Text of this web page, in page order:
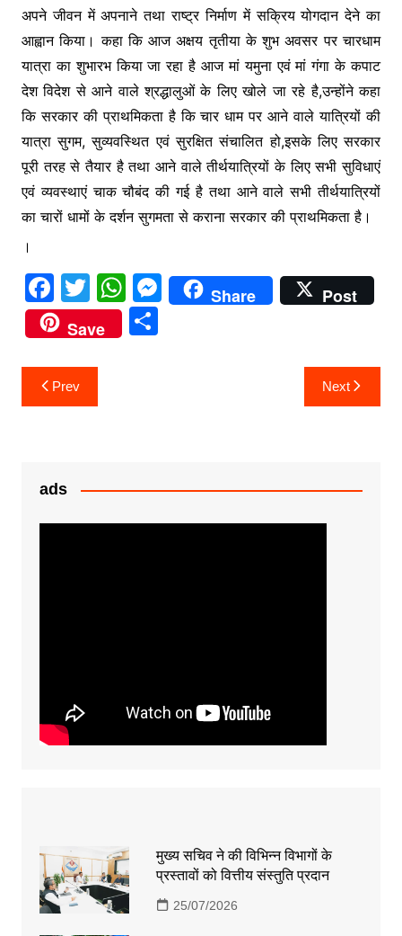
अपने जीवन में अपनाने तथा राष्ट्र निर्माण में सक्रिय योगदान देने का
आह्वान किया। कहा कि आज अक्षय तृतीया के शुभ अवसर पर चारधाम
यात्रा का शुभारभ किया जा रहा है आज मां यमुना एवं मां गंगा के कपाट
देश विदेश से आने वाले श्रद्धालुओं के लिए खोले जा रहे है,उन्होंने कहा
कि सरकार की प्राथमिकता है कि चार धाम पर आने वाले यात्रियों की
यात्रा सुगम, सुव्यवस्थित एवं सुरक्षित संचालित हो,इसके लिए सरकार
पूरी तरह से तैयार है तथा आने वाले तीर्थयात्रियों के लिए सभी सुविधाएं
एवं व्यवस्थाएं चाक चौबंद की गई है तथा आने वाले सभी तीर्थयात्रियों
का चारों धामों के दर्शन सुगमता से कराना सरकार की प्राथमिकता है।
।
F
a
c
e
b
k
T
w
itt
er
W
h
at
M
e
er
Share
Post
Save
S
Post
navigation
Prev Next
ads
मुख्य सचिव ने की विभिन्न विभागों के
प्रस्तावों को वित्तीय संस्तुति प्रदान
25/07/2026